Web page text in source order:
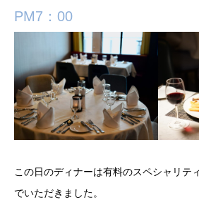
PM7：00
この日のディナーは有料のスペシャリテ
でいただきました。